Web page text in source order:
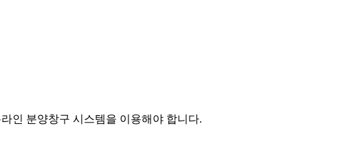
인 분양창구 시스템을 이용해야 합니다.